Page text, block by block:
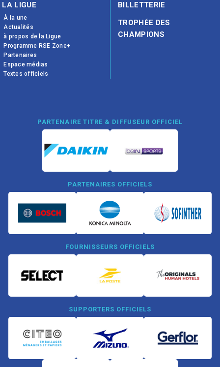
LA LIGUE
À la une
Actualités
à propos de la Ligue
Programme RSE Zone+
Partenaires
Espace médias
Textes officiels
BILLETTERIE
TROPHÉE DES
CHAMPIONS
PARTENAIRE TITRE & DIFFUSEUR OFFICIEL
PARTENAIRES OFFICIELS
FOURNISSEURS OFFICIELS
SUPPORTERS OFFICIELS